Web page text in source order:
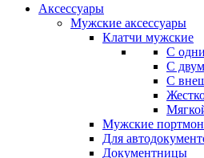
Аксессуары
Мужские аксессуары
Клатчи мужские
С
С
С
Мужские
Для
Документницы